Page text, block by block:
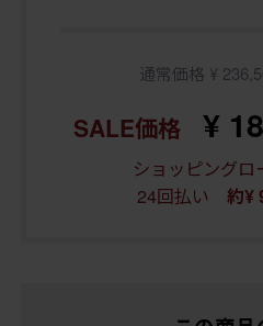
通常価格 ¥
SALE価格 ¥
ショッピングロ
24回払い 約¥